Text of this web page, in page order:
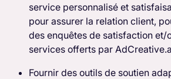
service personnalisé et
pour assurer la relation client,
des enquêtes de satisfaction
services offerts par
Fournir des outils de soutien